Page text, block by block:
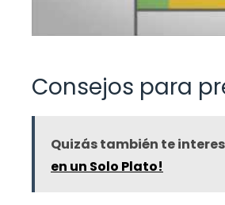
Consejos para
Quizás también te
en un Solo Plato!